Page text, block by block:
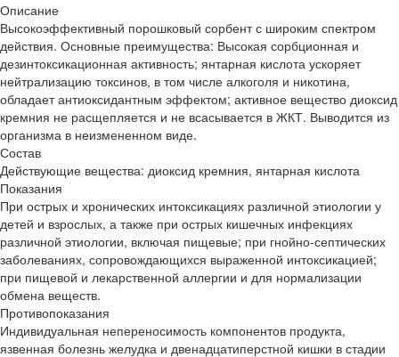
Описание
Высокоэффективный порошковый сорбент с широким спектром
действия. Основные преимущества: Высокая сорбционная и
дезинтоксикационная активность; янтарная кислота ускоряет
нейтрализацию токсинов, в том числе алкоголя и никотина,
обладает антиоксидантным эффектом; активное вещество диоксид
кремния не расщепляется и не всасывается в ЖКТ. Выводится из
организма в неизмененном виде.
Состав
Действующие вещества: диоксид кремния, янтарная кислота
Показания
При острых и хронических интоксикациях различной этиологии у
детей и взрослых, а также при острых кишечных инфекциях
различной этиологии, включая пищевые; при гнойно-септических
заболеваниях, сопровождающихся выраженной интоксикацией;
при пищевой и лекарственной аллергии и для нормализации
обмена веществ.
Противопоказания
Индивидуальная непереносимость компонентов продукта,
язвенная болезнь желудка и двенадцатиперстной кишки в стадии